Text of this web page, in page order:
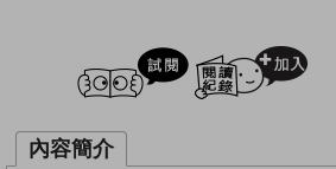
試閲
內容簡介